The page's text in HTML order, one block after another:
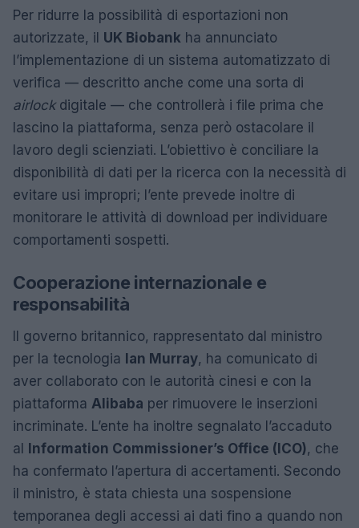
Per ridurre la possibilità di esportazioni non
autorizzate, il UK Biobank ha annunciato
l’implementazione di un sistema automatizzato di
verifica — descritto anche come una sorta di
airlockdigitale — che controllerà i file prima che
lascino la piattaforma, senza però ostacolare il
lavoro degli scienziati. L’obiettivo è conciliare la
disponibilità di dati per la ricerca con la necessità di
evitare usi impropri; l’ente prevede inoltre di
monitorare le attività di download per individuare
comportamenti sospetti.
Cooperazione internazionale e
responsabilità
Il governo britannico, rappresentato dal ministro
per la tecnologia Ian Murray, ha comunicato di
aver collaborato con le autorità cinesi e con la
piattaforma Alibaba per rimuovere le inserzioni
incriminate. L’ente ha inoltre segnalato l’accaduto
al Information Commissioner’s Office (ICO), che
ha confermato l’apertura di accertamenti. Secondo
il ministro, è stata chiesta una sospensione
temporanea degli accessi ai dati fino a quando non